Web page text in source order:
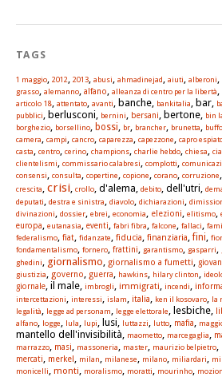
TAGS
1 maggio, 2012, 2013, abusi, ahmadinejad, aiuti, alberoni,
grasso, alemanno, alfano, alleanza di centro per la libertà,
articolo 18, attentato, avanti, banche, bankitalia, bar,
pubblici, berlusconi, bernini, bersani, bertone, bin
borghezio, borsellino, bossi, br, brancher, brunetta,
camera, campi, cancro, caparezza, capezzone, capro
casta, centro, cerino, champions, charlie hebdo, chiesa,
clientelismi, commissario calabresi, complotti,
consensi, consulta, copertine, copione, corano, corruzione,
crescita, crisi, crollo, d'alema, debito, dell'utri,
deputati, destra e sinistra, diavolo, dichiarazioni,
divinazioni, dossier, ebrei, economia, elezioni, elitismo,
europa, eutanasia, eventi, fabri fibra, falcone, fallaci,
federalismo, fiat, fidanzate, fiducia, finanziaria,fini,
fondamentalismo, fornero, frattini, garantismo, gasparri,
ghedini, giornalismo, giornalismo a fumetti,
giustizia, governo, guerra, hawkins, hilary clinton,
giornale, il male, imbrogli, immigrati, incendi,
intercettazioni, interessi, islam, italia, ken il kosovaro, la
legalità, legge ad personam, legge elettorale, lesbiche,
alfano, logge, lula, lupi, lusi, luttazzi, lutto, mafia,
mantello dell'invisibilità, maometto, marcegaglia,
marrazzo, masi, massoneria, master, maurizio belpietro,
mercati, merkel, milan, milanese, milano, miliardari,
monicelli, monti, moralismo, moratti, mourinho,